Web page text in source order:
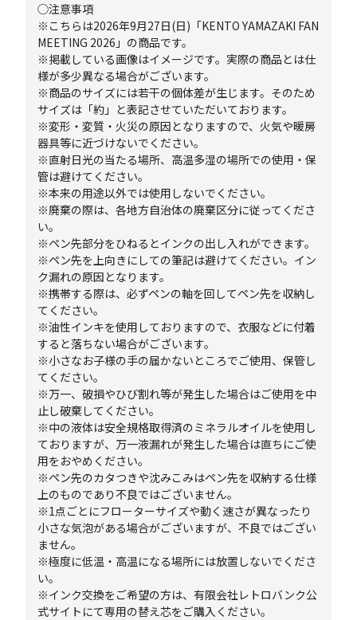
◯注意事項
※こちらは2026年9月27日(日)「KENTO YAMAZAKI FAN
MEETING 2026」の商品です。
※掲載している画像はイメージです。実際の商品とは仕
様が多少異なる場合がございます。
※商品のサイズには若干の個体差が生じます。そのため
サイズは「約」と表記させていただいております。
※変形・変質・火災の原因となりますので、火気や暖房
器具等に近づけないでください。
※直射日光の当たる場所、高温多湿の場所での使用・保
管は避けてください。
※本来の用途以外では使用しないでください。
※廃棄の際は、各地方自治体の廃棄区分に従ってくださ
い。
※ペン先部分をひねるとインクの出し入れができます。
※ペン先を上向きにしての筆記は避けてください。イン
ク漏れの原因となります。
※携帯する際は、必ずペンの軸を回してペン先を収納し
てください。
※油性インキを使用しておりますので、衣服などに付着
すると落ちない場合がございます。
※小さなお子様の手の届かないところでご使用、保管し
てください。
※万一、破損やひび割れ等が発生した場合はご使用を中
止し破棄してください。
※中の液体は安全規格取得済のミネラルオイルを使用し
ておりますが、万一液漏れが発生した場合は直ちにご使
用をおやめください。
※ペン先のカタつきや沈みこみはペン先を収納する仕様
上のものであり不良ではございません。
※1点ごとにフローターサイズや動く速さが異なったり
小さな気泡がある場合がございますが、不良ではござい
ません。
※極度に低温・高温になる場所には放置しないでくださ
い。
※インク交換をご希望の方は、有限会社レトロバンク公
式サイトにて専用の替え芯をご購入ください。